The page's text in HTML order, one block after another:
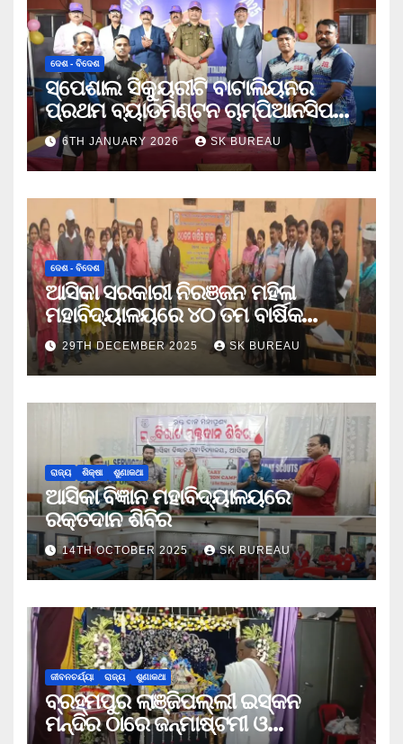
ଦେଶ - ବିଦେଶ
ସ୍ପେଶାଲ ସିକ୍ୟୁରୀଟି ବାଟାଲିୟନର
ପ୍ରଥମ ବ୍ୟାଡମିଣ୍ଟନ ଚାମ୍ପିଆନସିପ
ଉଦଯାପିତ
6TH JANUARY 2026 SK BUREAU
ଦେଶ - ବିଦେଶ
ଆସିକା ସରକାରୀ ନିରଞ୍ଜନ ମହିଳା
ମହାବିଦ୍ୟାଳୟରେ ୪୦ ତମ ବାର୍ଷିକ
କ୍ରୀଡା ଉତ୍ସବ
29TH DECEMBER 2025 SK BUREAU
ରାଜ୍ୟ ଶିକ୍ଷା ଶୁଣାକଥା
ଆସିକା ବିଜ୍ଞାନ ମହାବିଦ୍ୟାଳୟରେ
ରକ୍ତଦାନ ଶିବିର
14TH OCTOBER 2025 SK BUREAU
ଜୀବନଚର୍ଯ୍ୟା ରାଜ୍ୟ ଶୁଣାକଥା
ବ୍ରହ୍ମପୁର ଲାଞ୍ଜିପଲ୍ଲୀ ଇସ୍କନ
ମନ୍ଦିର ଠାରେ ଜନ୍ମାଷ୍ଟମୀ ଓ